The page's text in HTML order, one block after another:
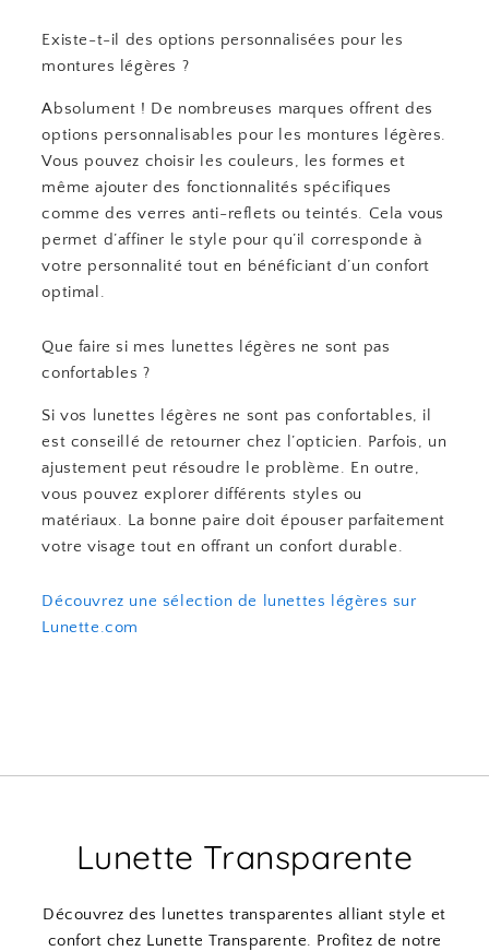
Existe-t-il des options personnalisées pour les
montures légères ?
Absolument ! De nombreuses marques offrent des
options personnalisables pour les montures légères.
Vous pouvez choisir les couleurs, les formes et
même ajouter des fonctionnalités spécifiques
comme des verres anti-reflets ou teintés. Cela vous
permet d’affiner le style pour qu’il corresponde à
votre personnalité tout en bénéficiant d’un confort
optimal.
Que faire si mes lunettes légères ne sont pas
confortables ?
Si vos lunettes légères ne sont pas confortables, il
est conseillé de retourner chez l’opticien. Parfois, un
ajustement peut résoudre le problème. En outre,
vous pouvez explorer différents styles ou
matériaux. La bonne paire doit épouser parfaitement
votre visage tout en offrant un confort durable.
Découvrez une sélection de lunettes légères sur
Lunette.com
Lunette Transparente
Découvrez des lunettes transparentes alliant style et
confort chez Lunette Transparente. Profitez de notre